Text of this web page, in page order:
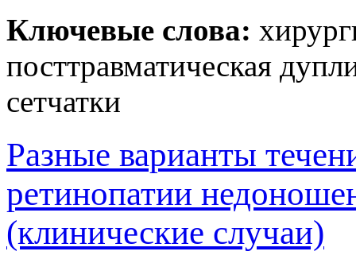
Ключевые слова:
посттравматическая
сетчатки
Разные варианты
ретинопатии
(клинические случаи)